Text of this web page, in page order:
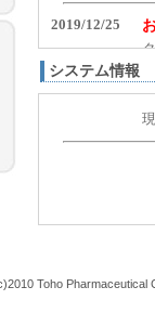
システム情報
Toho Pharmaceutical